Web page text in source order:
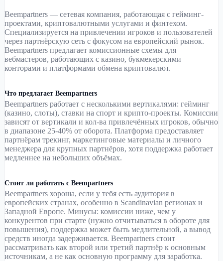
Beempartners — сетевая компания, работающая с гейминг-
проектами, криптовалютными услугами и финтехом.
Специализируется на привлечении игроков и пользователей
через партнёрскую сеть с фокусом на европейский рынок.
Beempartners предлагает комиссионные схемы для
вебмастеров, работающих с казино, букмекерскими
конторами и платформами обмена криптовалют.
Что предлагает Beempartners
Beempartners работает с несколькими вертикалями: гейминг
(казино, слоты), ставки на спорт и крипто-проекты. Комиссии
зависят от вертикали и кол-ва привлечённых игроков, обычно
в диапазоне 25-40% от оборота. Платформа предоставляет
партнёрам трекинг, маркетинговые материалы и личного
менеджера для крупных партнёров, хотя поддержка работает
медленнее на небольших объёмах.
Стоит ли работать с Beempartners
Beempartners хороша, если у тебя есть аудитория в
европейских странах, особенно в Scandinavian регионах и
Западной Европе. Минусы: комиссии ниже, чем у
конкурентов при старте (нужно отчитываться в обороте для
повышения), поддержка может быть медлительной, а вывод
средств иногда задерживается. Beempartners стоит
рассматривать как второй или третий партнёр к основным
источникам, а не как основную программу для заработка.